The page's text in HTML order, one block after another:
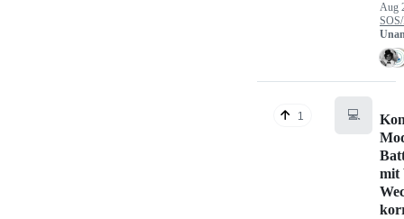
Aug
1 💻
mit